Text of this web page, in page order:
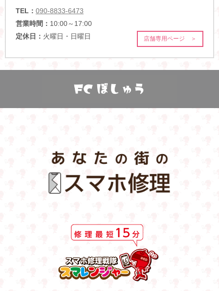
TEL： 090-8833-6473
営業時間： 10:00～17:00
定休日： 火曜日・日曜日 店舗専用ページ ＞